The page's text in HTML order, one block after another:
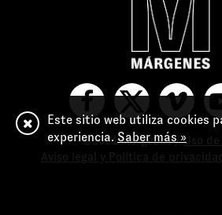
©2021 Márgenes /Uso
Aviso legal y Política de privacidad
Este sitio web utiliza cookies
experiencia. Saber más »